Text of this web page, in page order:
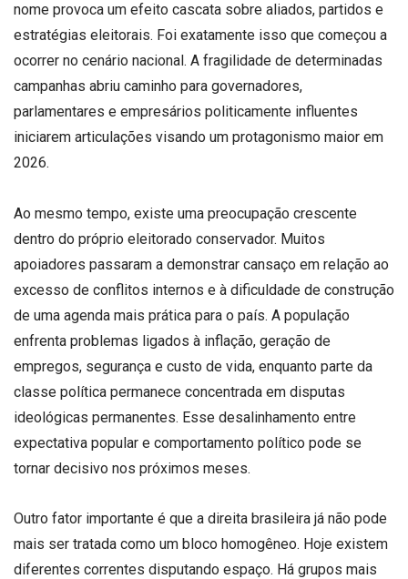
nome provoca um efeito cascata sobre aliados, partidos e
estratégias eleitorais. Foi exatamente isso que começou a
ocorrer no cenário nacional. A fragilidade de determinadas
campanhas abriu caminho para governadores,
parlamentares e empresários politicamente influentes
iniciarem articulações visando um protagonismo maior em
2026.
Ao mesmo tempo, existe uma preocupação crescente
dentro do próprio eleitorado conservador. Muitos
apoiadores passaram a demonstrar cansaço em relação ao
excesso de conflitos internos e à dificuldade de construção
de uma agenda mais prática para o país. A população
enfrenta problemas ligados à inflação, geração de
empregos, segurança e custo de vida, enquanto parte da
classe política permanece concentrada em disputas
ideológicas permanentes. Esse desalinhamento entre
expectativa popular e comportamento político pode se
tornar decisivo nos próximos meses.
Outro fator importante é que a direita brasileira já não pode
mais ser tratada como um bloco homogêneo. Hoje existem
diferentes correntes disputando espaço. Há grupos mais